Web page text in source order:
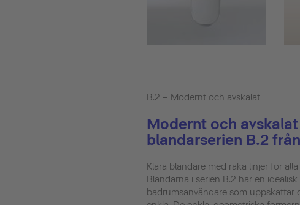
B.2 – Modernt och avskalat
Modernt och
blandarserien B.2
Klara blandare med raka linjer för
Blandarna i serien B.2 har en
badrumsanvändare som uppskattar